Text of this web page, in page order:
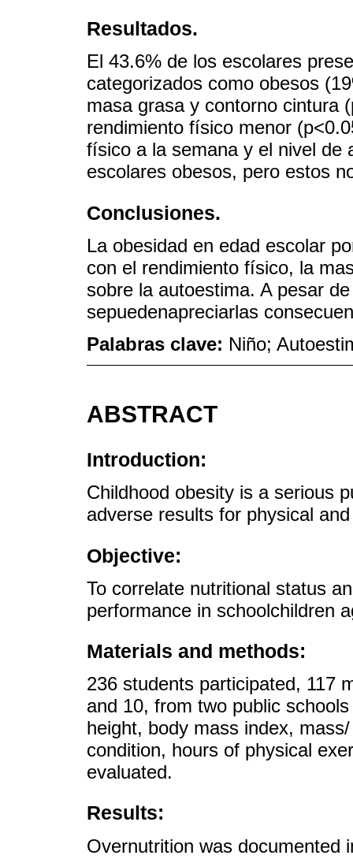
Resultados.
El 43.6% de los escolares
categorizados como obesos
masa grasa y contorno cintura
rendimiento físico menor
físico a la semana y el nivel de
escolares obesos, pero estos
Conclusiones.
La obesidad en edad escolar
con el rendimiento físico, la
sobre la autoestima. A pesar
sepuedenapreciarlas
Palabras clave: Niño;
ABSTRACT
Introduction:
Childhood obesity is a serious
adverse results for physical
Objective:
To correlate nutritional status
performance in schoolchildren
Materials and methods:
236 students participated, 117
and 10, from two public
height, body mass index,
condition, hours of physical
evaluated.
Results:
Overnutrition was documented